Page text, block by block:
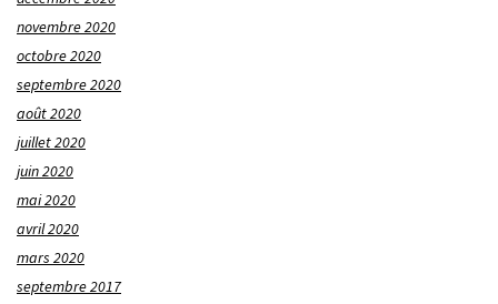
novembre 2020
octobre 2020
septembre 2020
août 2020
juillet 2020
juin 2020
mai 2020
avril 2020
mars 2020
septembre 2017